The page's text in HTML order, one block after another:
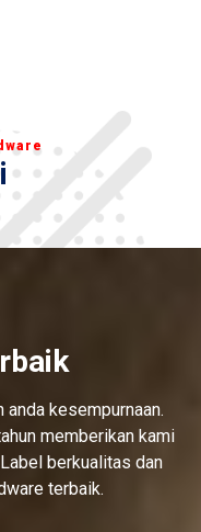
kesempurnaan.
memberikan kami
berkualitas dan
terbaik.